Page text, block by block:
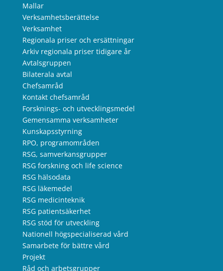
Mallar
Verksamhetsberättelse
Verksamhet
Regionala priser och ersättningar
Arkiv regionala priser tidigare år
Avtalsgruppen
Bilaterala avtal
Chefsamråd
Kontakt chefsamråd
Forsknings- och utvecklingsmedel
Gemensamma verksamheter
Kunskapsstyrning
RPO, programområden
RSG, samverkansgrupper
RSG forskning och life science
RSG hälsodata
RSG läkemedel
RSG medicinteknik
RSG patientsäkerhet
RSG stöd för utveckling
Nationell högspecialiserad vård
Samarbete för bättre vård
Projekt
Råd och arbetsgrupper